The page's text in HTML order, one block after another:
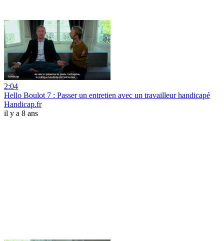
2:04
Hello Boulot 7 : Passer un entretien avec un travailleur handicapé
Handicap.fr
il y a 8 ans